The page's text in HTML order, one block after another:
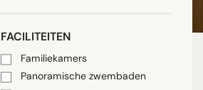
FACILITEITEN
Familiekamers
Panoramische zwembaden